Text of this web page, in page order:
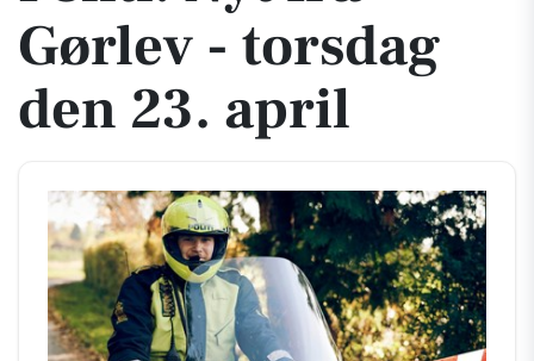
Gørlev - torsdag
den 23. april